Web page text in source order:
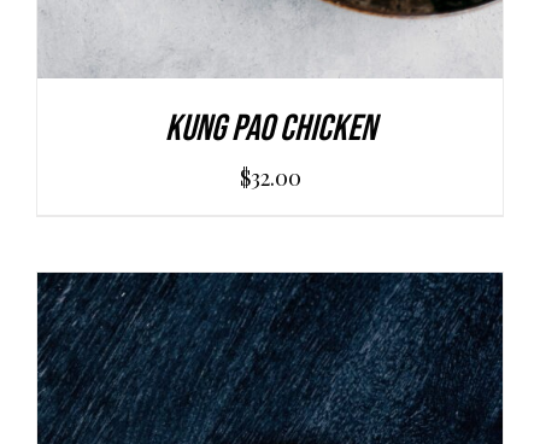
Kung Pao Chicken
$32.00